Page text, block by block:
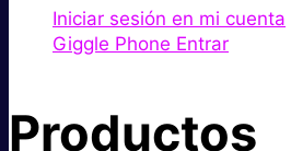
Iniciar sesión en mi cuenta
Giggle Phone Entrar
Productos